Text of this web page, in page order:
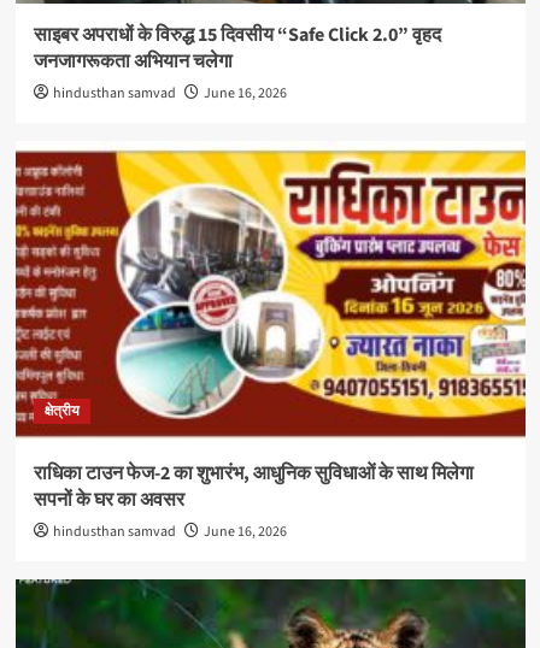
साइबर अपराधों के विरुद्ध 15 दिवसीय “Safe Click 2.0” वृहद
जनजागरूकता अभियान चलेगा
hindusthan samvad June 16, 2026
क्षेत्रीय
राधिका टाउन फेज-2 का शुभारंभ, आधुनिक सुविधाओं के साथ मिलेगा
सपनों के घर का अवसर
hindusthan samvad June 16, 2026